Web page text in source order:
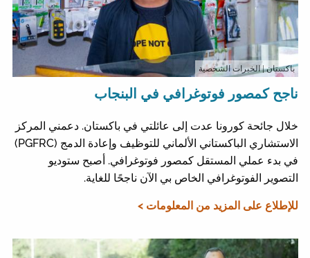
باكستان| الخبرات الشخصية
ناجح كمصور فوتوغرافي في البنجاب
خلال جائحة كورونا عدت إلى عائلتي في باكستان. دعمني المركز
الاستشاري الباكستاني الألماني للتوظيف وإعادة الدمج (PGFRC)
في بدء عملي المستقل كمصور فوتوغرافي. أصبح ستوديو
التصوير الفوتوغرافي الخاص بي الآن ناجحًا للغاية.
للإطلاع على المزيد من المعلومات >